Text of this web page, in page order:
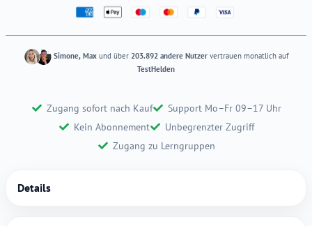
Simone, Maxund über 203.892 andere Nutzervertrauen monatlich auf
TestHelden
Zugang sofort nach Kauf
Support Mo–Fr 09–17 Uhr
Kein Abonnement
Unbegrenzter Zugriff
Zugang zu Lerngruppen
Details